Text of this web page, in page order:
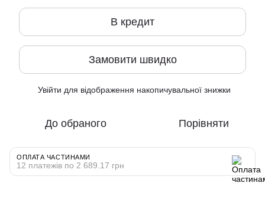
В кредит
Замовити швидко
Увійти для відображення накопичувальної знижки
До обраного Порівняти
ОПЛАТА ЧАСТИНАМИ
12 платежів по 2 689.17 грн